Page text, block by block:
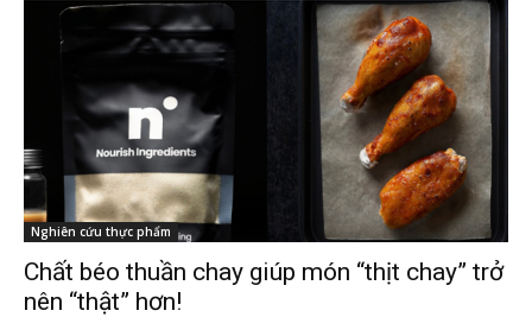
Nghiên cứu thực phẩm
Chất béo thuần chay giúp món “thịt chay” trở
nên “thật” hơn!